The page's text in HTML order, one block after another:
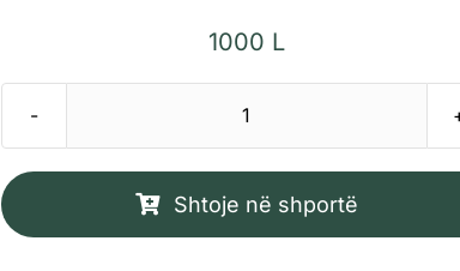
1000 L
Sasi
Shtoje në shportë